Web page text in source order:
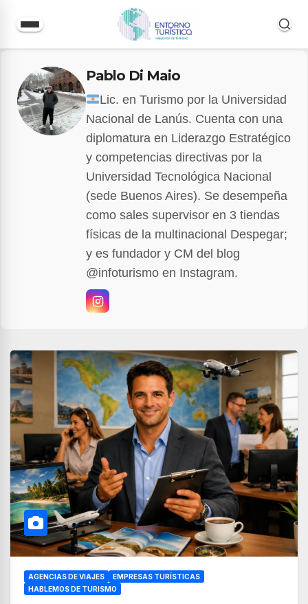
contenido
Pablo Di Maio
Lic. en Turismo por la Universidad
Nacional de Lanús. Cuenta con una
diplomatura en Liderazgo Estratégico
y competencias directivas por la
Universidad Tecnológica Nacional
(sede Buenos Aires). Se desempeña
como sales supervisor en 3 tiendas
físicas de la multinacional Despegar;
y es fundador y CM del blog
@infoturismo en Instagram.
AGENCIAS DE VIAJES
EMPRESAS TURÍSTICAS
HABLEMOS DE TURISMO